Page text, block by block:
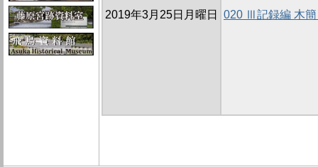
2019年3月25日月曜日 020 Ⅲ記録編 木簡